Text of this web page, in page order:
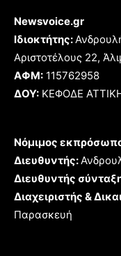
Newsvoice.gr
Ιδιοκτήτης:
Αριστοτέλους 22,
ΑΦΜ: 115762958
ΔΟΥ: ΚΕΦΟΔΕ
Νόμιμος
Διευθυντής:
Διευθυντής
Διαχειριστής &
Παρασκευή